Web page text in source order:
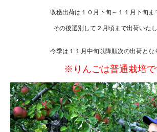
収穫出荷は１０月下旬～１１月下旬ま
その後選別して２月頃まで出荷いたし
今季は１１月中旬以降順次の出荷とな
※りんごは普通栽培で